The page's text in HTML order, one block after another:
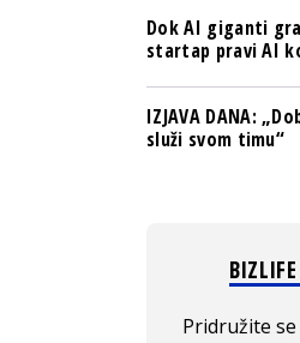
Dok AI giganti
startap pravi AI
IZJAVA DANA:
služi svom timu“
Pridružite